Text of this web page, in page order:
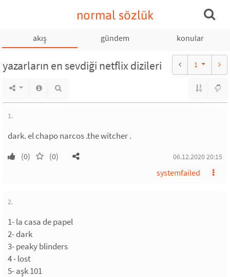
normal sözlük
akış gündem konular
yazarların en sevdiği netflix dizileri 1
1.
dark. el chapo narcos .the witcher .
(0) (0) 06.12.2020 20:15
systemfailed
2.
1- la casa de papel
2- dark
3- peaky blinders
4 - lost
5- aşk 101